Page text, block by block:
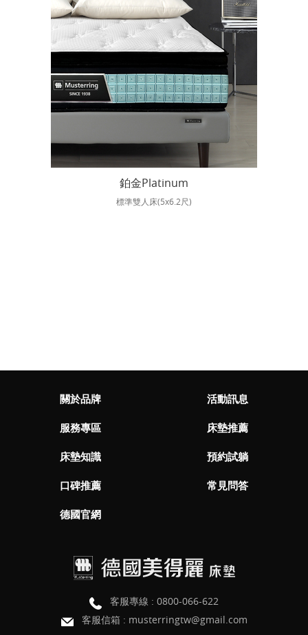
鉑金Platinum
標準雙人床(5x6.2尺)
關於品牌 活動訊息
服務專區 床墊推薦
床墊知識 預約試躺
口碑推薦 常見問答
德國官網
客服專線 : 0800-066-622
客服信箱 : musterringtw@gmail.com